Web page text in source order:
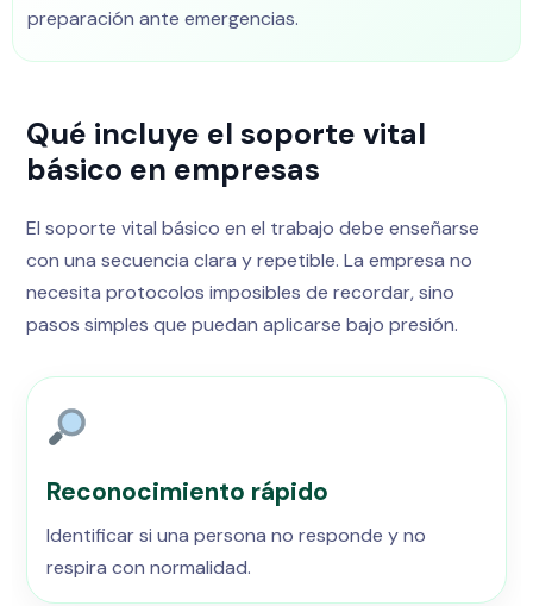
preparación ante emergencias.
Qué incluye el soporte vital
básico en empresas
El soporte vital básico en el trabajo debe enseñarse
con una secuencia clara y repetible. La empresa no
necesita protocolos imposibles de recordar, sino
pasos simples que puedan aplicarse bajo presión.
Reconocimiento rápido
Identificar si una persona no responde y no
respira con normalidad.